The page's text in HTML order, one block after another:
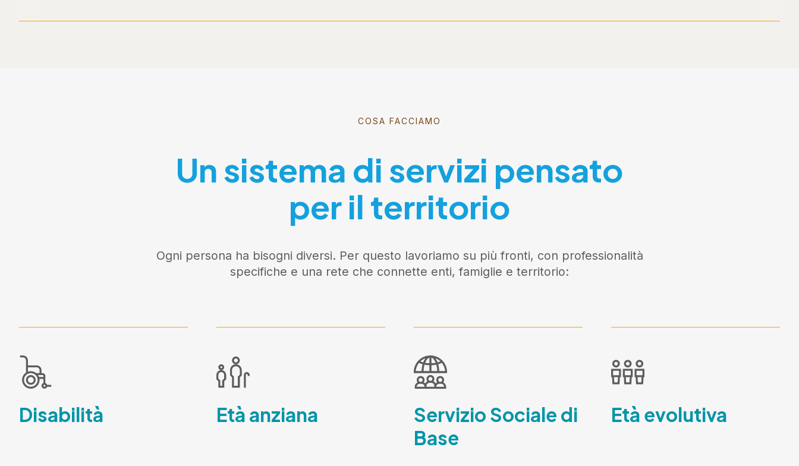
COSA FACCIAMO
Un sistema di servizi pensato
per il territorio
Ogni persona ha bisogni diversi. Per questo lavoriamo su più fronti, con professionalità
specifiche e una rete che connette enti, famiglie e territorio:
Disabilità Età anziana
Servizio Sociale di
Base
Età evolutiva